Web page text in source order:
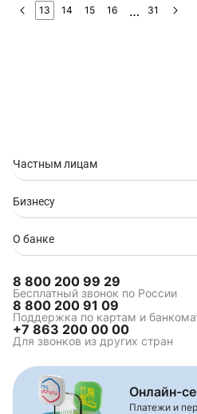
13 14 15 16 31
Частным лицам
Бизнесу
О банке
8 800 200 99 29
Бесплатный звонок по России
8 800 200 91 09
Поддержка по картам и
+7 863 200 00 00
Для звонков из других стран
Онлайн-
Платежи и